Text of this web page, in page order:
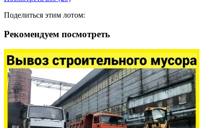
Поделиться этим лотом:
Рекомендуем посмотреть